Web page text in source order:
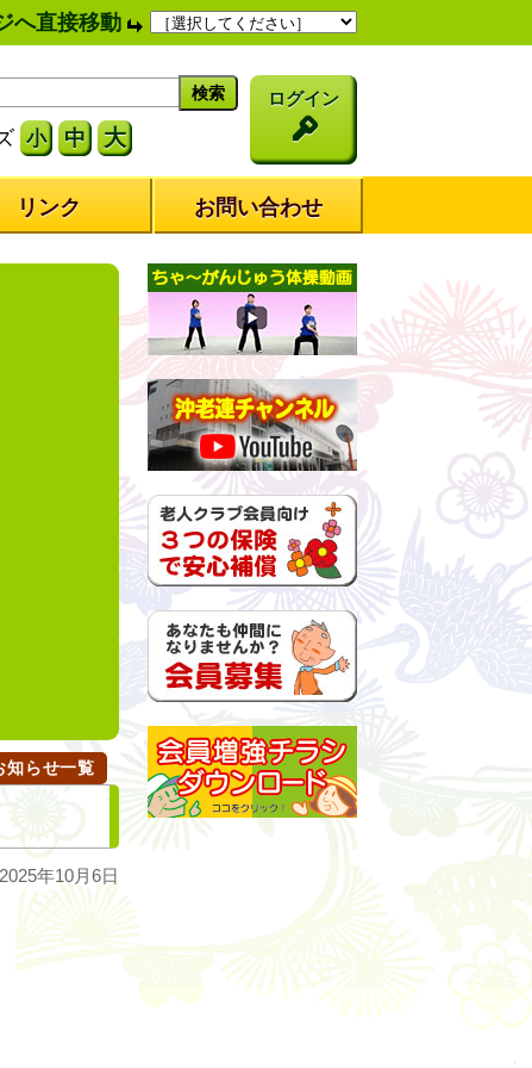
へ直接移動
ログイン
小 中 大
リンク お問い合わせ
知らせ一覧
年10月6日